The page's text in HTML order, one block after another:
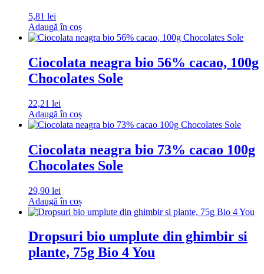
5,81 lei
Adaugă în coș
Ciocolata neagra bio 56% cacao, 100g
Chocolates Sole
22,21 lei
Adaugă în coș
Ciocolata neagra bio 73% cacao 100g
Chocolates Sole
29,90 lei
Adaugă în coș
Dropsuri bio umplute din ghimbir si
plante, 75g Bio 4 You